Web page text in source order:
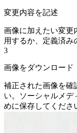
変更内容を記述
画像に加えたい変更
用するか、定義済み
3
画像をダウンロード
補正された画像を確
い。ソーシャルメデ
めに保存してくださ